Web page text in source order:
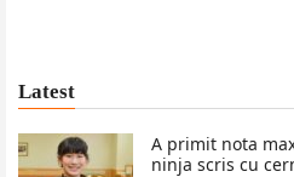
Latest
A primit nota
ninja scris cu